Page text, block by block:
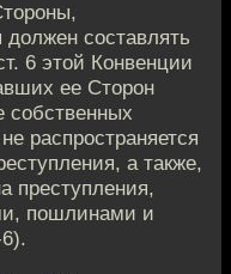
должен составлять
6 этой Конвенции
ее Сторон
собственных
распространяется
а также,
преступления,
пошлинами и